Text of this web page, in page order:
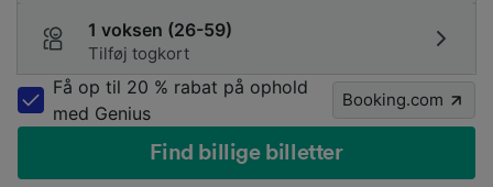
1 voksen (26-59)
Tilføj togkort
Få op til 20 % rabat på ophold
med Genius
Booking.com
Find billige billetter